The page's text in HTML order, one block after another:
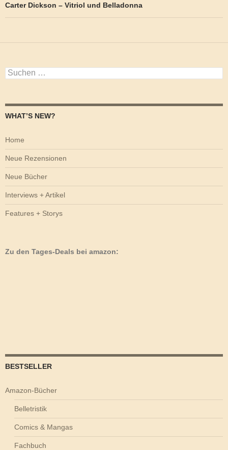
Carter Dickson – Vitriol und Belladonna
Suchen
nach:
WHAT’S NEW?
Home
Neue Rezensionen
Neue Bücher
Interviews + Artikel
Features + Storys
Zu den Tages-Deals bei amazon:
BESTSELLER
Amazon-Bücher
Belletristik
Comics & Mangas
Fachbuch